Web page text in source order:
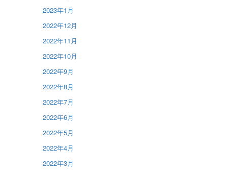
2023年1月
2022年12月
2022年11月
2022年10月
2022年9月
2022年8月
2022年7月
2022年6月
2022年5月
2022年4月
2022年3月